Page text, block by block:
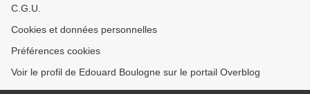
C.G.U.
Cookies et données personnelles
Préférences cookies
Voir le profil de Edouard Boulogne sur le portail Overblog